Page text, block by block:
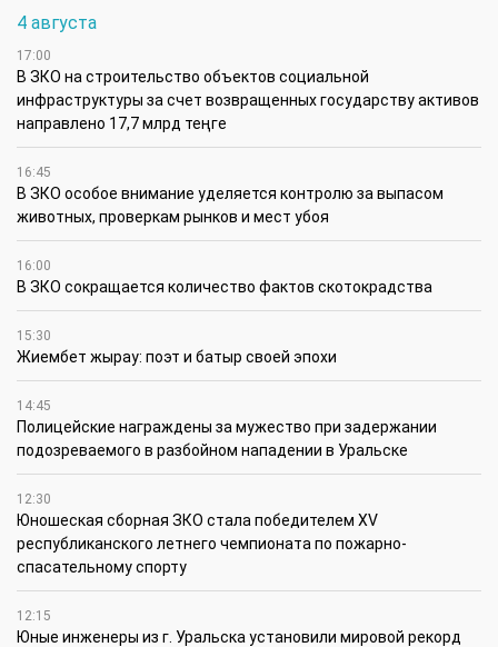
4 августа
17:00
В ЗКО на строительство объектов социальной
инфраструктуры за счет возвращенных государству активов
направлено 17,7 млрд теңге
16:45
В ЗКО особое внимание уделяется контролю за выпасом
животных, проверкам рынков и мест убоя
16:00
В ЗКО сокращается количество фактов скотокрадства
15:30
Жиембет жырау: поэт и батыр своей эпохи
14:45
Полицейские награждены за мужество при задержании
подозреваемого в разбойном нападении в Уральске
12:30
Юношеская сборная ЗКО стала победителем XV
республиканского летнего чемпионата по пожарно-
спасательному спорту
12:15
Юные инженеры из г. Уральска установили мировой рекорд